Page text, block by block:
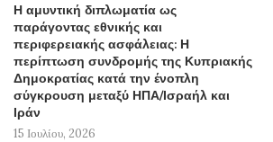
Η αμυντική διπλωματία ως
παράγοντας εθνικής και
περιφερειακής ασφάλειας: Η
περίπτωση συνδρομής της Κυπριακής
Δημοκρατίας κατά την ένοπλη
σύγκρουση μεταξύ ΗΠΑ/Ισραήλ και
Ιράν
15 Ιουλίου, 2026